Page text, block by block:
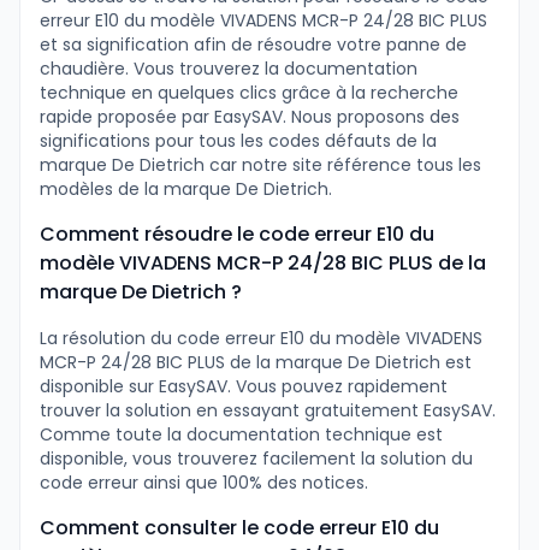
erreur E10 du modèle VIVADENS MCR-P 24/28 BIC PLUS
et sa signification afin de résoudre votre panne de
chaudière. Vous trouverez la documentation
technique en quelques clics grâce à la recherche
rapide proposée par EasySAV. Nous proposons des
significations pour tous les codes défauts de la
marque De Dietrich car notre site référence tous les
modèles de la marque De Dietrich.
Comment résoudre le code erreur E10 du
modèle VIVADENS MCR-P 24/28 BIC PLUS de la
marque De Dietrich ?
La résolution du code erreur E10 du modèle VIVADENS
MCR-P 24/28 BIC PLUS de la marque De Dietrich est
disponible sur EasySAV. Vous pouvez rapidement
trouver la solution en essayant gratuitement EasySAV.
Comme toute la documentation technique est
disponible, vous trouverez facilement la solution du
code erreur ainsi que 100% des notices.
Comment consulter le code erreur E10 du